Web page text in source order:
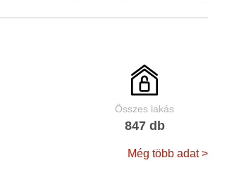
Összes lakás
847 db
Még több adat >